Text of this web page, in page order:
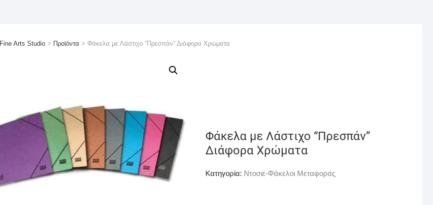
Fine Arts Studio > Προϊόντα > Φάκελα με Λάστιχο “Πρεσπάν” Διάφορα Xρώματα
Φάκελα με Λάστιχο “Πρεσπάν”
Διάφορα Xρώματα
Κατηγορία: Ντοσιέ-Φάκελοι Μεταφοράς